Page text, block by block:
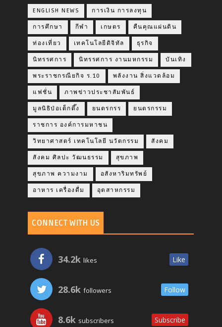
ENGLISH NEWS การเงิน การลงทุน
การศึกษา กีฬา เกษตร คืนคุณแผ่นดิน
ท่องเที่ยว เทคโนโลยีดิจิทัล ธุรกิจ
นิทรรศการ นิทรรศการ งานมหกรรม บันเทิง
พระราชกรณียกิจ ร.10 พลังงาน สิ่งแวดล้อม
แฟชั่น ภาพข่าวประชาสัมพันธ์
มูลนิธิป่อเต็กตึ๊ง ยนตรกรร ยนตรกรรม
ราชการ องค์การมหาชน
วิทยาศาสตร์ เทคโนโลยี นวัตกรรม สังคม
สังคม ศิลปะ วัฒนธรรม สุขภาพ
สุขภาพ ความงาม อสังหาริมทรัพย์
อาหาร เครื่องดื่ม อุตสาหกรรม
CONNECT WITH US
34.2k likes Like
28.6k followers Follow
8.6k subscribers Subscribe